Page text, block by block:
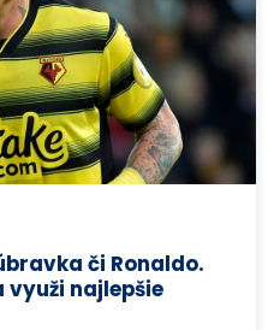
či Ronaldo.
využi najlepšie